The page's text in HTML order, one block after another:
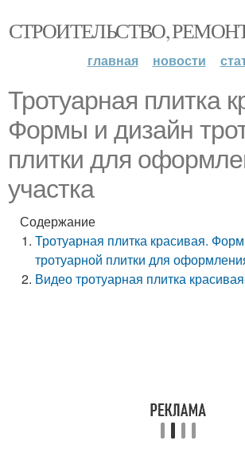
СТРОИТЕЛЬСТВО,
главная новости
Тротуарная плитка
Формы и дизайн
плитки для
участка
Содержание
Тротуарная плитка красивая.
тротуарной плитки для
Видео тротуарная плитка